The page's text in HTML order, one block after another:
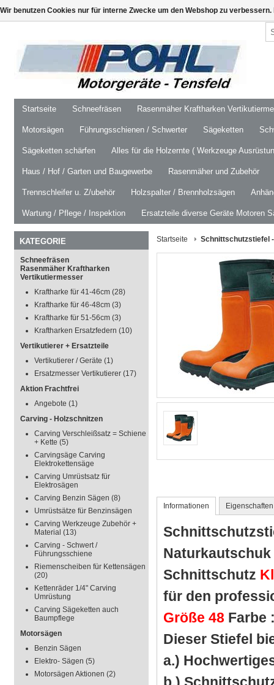
Startseite Schneefräsen Rasenmäher Kraftharken
Motorsägen Führungsschienen / Schwerter Sägeketten
Sägeketten schärfen Alles für die Holzernte ( Werkzeuge
Haus / Hof / Garten und Baugewerbe Rasenmäher und Zubehör
Trennschleifer u. Z/ubehör Holzspalter / Brennholzsägen
Wartung / Pflege / Inspektion Ersatzteile diverse Geräte Motoren
KATEGORIE
Schneefräsen
Rasenmäher Kraftharken
Vertikutiermesser
Kraftharke für 41-46cm (28)
Kraftharke für 46-48cm (3)
Kraftharke für 51-56cm (3)
Kraftharken Ersatzfedern (10)
Vertikutierer + Ersatzteile
Vertikutierer / Geräte (1)
Ersatzmesser Vertikutierer (17)
Aktion Frachtfrei
Angebote (1)
Carving - Holzschnitzen
Carving Verschleißsatz = Schiene
+ Kette (5)
Carvingsäge Carving
Elektrokettensäge
Carving Umrüstsatz für
Elektrosägen
Carving Benzin Sägen (8)
Umrüstsätze für Benzinsägen
Carving Werkzeuge Zubehör +
Material (13)
Carving - Schwert /
Führungsschiene
Riemenscheiben für Kettensägen
(20)
Kettenräder 1/4" Carving
Umrüstung
Carving Sägeketten auch
Baumpflege
Motorsägen
Benzin Sägen
Elektro- Sägen (5)
Motorsägen Aktionen (2)
Startseite Schnittschutzstiefel
Informationen Eigenschaften
Naturkautschuk
Schnittschutz
für den
Größe 48 Farbe
Dieser Stiefel
a.)
Wir benutzen Cookies nur für interne Zwecke um den Webshop zu